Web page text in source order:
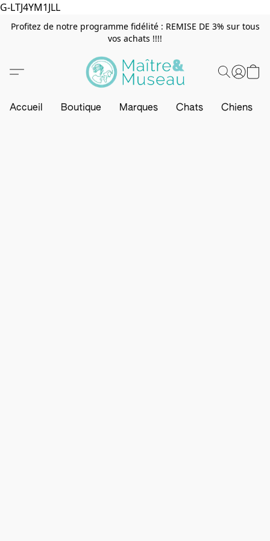
G-LTJ4YM1JLL
Profitez de notre programme fidélité : REMISE DE 3% sur tous
vos achats !!!!
Accueil Boutique Marques Chats Chiens